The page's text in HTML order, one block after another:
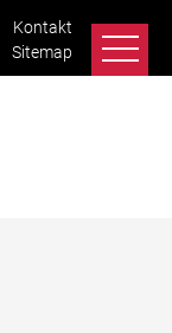
Kontakt
Sitemap